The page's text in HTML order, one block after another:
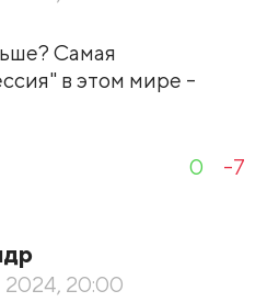
Самая
в этом мире -
0 -7
2024, 20:00